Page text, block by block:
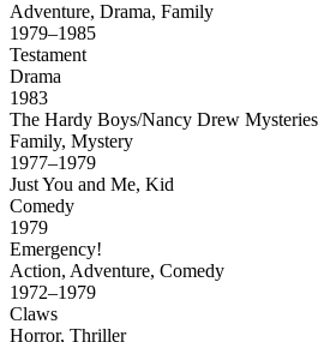
Adventure, Drama, Family
1979–1985
Testament
Drama
1983
The Hardy Boys/Nancy Drew Mysteries
Family, Mystery
1977–1979
Just You and Me, Kid
Comedy
1979
Emergency!
Action, Adventure, Comedy
1972–1979
Claws
Horror, Thriller